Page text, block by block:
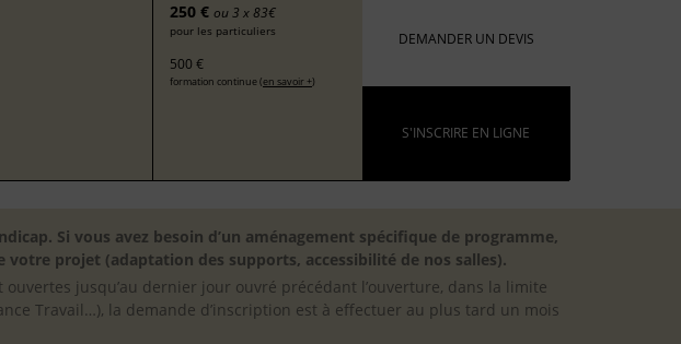
250 € ou 3 x 83€
pour les particuliers
500 €
formation continue (en savoir +)
DEMANDER UN DEVIS
S'INSCRIRE EN LIGNE
Si vous avez besoin d’un aménagement spécifique de programme,
projet (adaptation des supports, accessibilité de nos salles).
jusqu’au dernier jour ouvré précédant l’ouverture, dans la limite
Travail…), la demande d’inscription est à effectuer au plus tard un mois